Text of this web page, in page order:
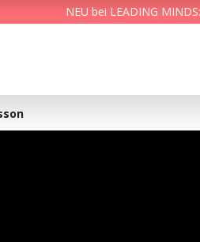
NEU bei LEADING